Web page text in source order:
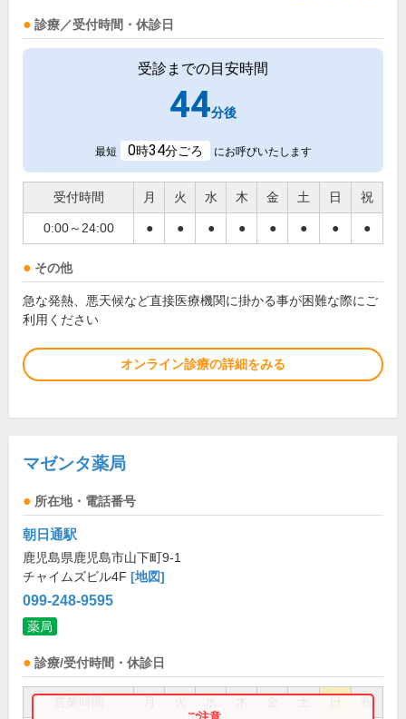
診療／受付時間・休診日
受診までの目安時間
44分後
最短 0時34分ごろ にお呼びいたします
受付時間 月 火 水 木 金 土 日 祝
0:00～24:00 ● ● ● ● ● ● ● ●
その他
急な発熱、悪天候など直接医療機関に掛かる事が困難な際にご
利用ください
オンライン診療の詳細をみる
マゼンタ薬局
所在地・電話番号
朝日通駅
鹿児島県鹿児島市山下町9-1
チャイムズビル4F [地図]
099-248-9595
薬局
診療/受付時間・休診日
祝